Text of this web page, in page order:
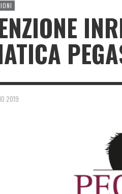
2019